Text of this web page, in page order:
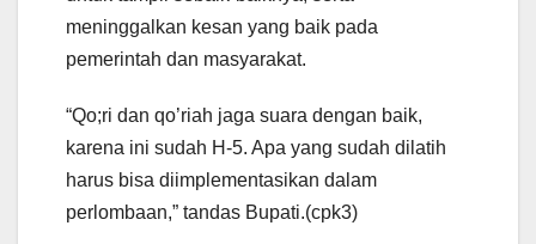
meninggalkan kesan yang baik pada
pemerintah dan masyarakat.
“Qo;ri dan qo’riah jaga suara dengan baik,
karena ini sudah H-5. Apa yang sudah dilatih
harus bisa diimplementasikan dalam
perlombaan,” tandas Bupati.(cpk3)